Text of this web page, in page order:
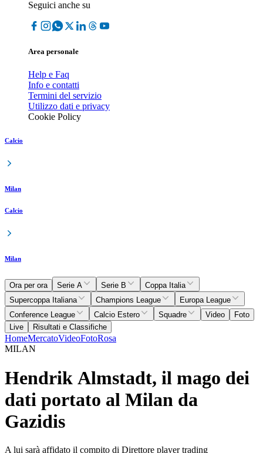
Seguici anche su
Area personale
Help e Faq
Info e contatti
Termini del servizio
Utilizzo dati e privacy
Cookie Policy
Calcio
Milan
Calcio
Milan
Ora per ora Serie A Serie B
Coppa Italia
Supercoppa Italiana
Champions League
Europa League
Conference League
Calcio Estero Squadre Video
Foto
Live
Risultati e Classifiche
HomeMercatoVideoFotoRosa
MILAN
Hendrik Almstadt, il mago dei
dati portato al Milan da
Gazidis
A lui sarà affidato il compito di Direttore player trading